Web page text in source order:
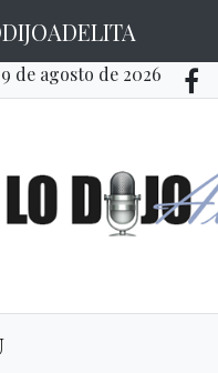
de agosto de 2026